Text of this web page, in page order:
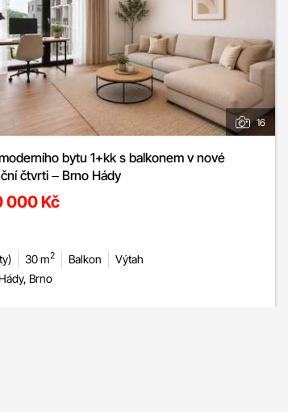
16
bytu 1+kk s balkonem v nové
čtvrti – Brno Hády
000 Kč
30 m2 Balkon
Výtah
Brno